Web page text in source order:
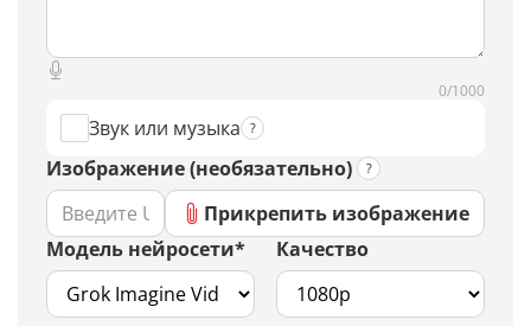
0/1000
Звук или музыка
Изображение (необязательно)
Прикрепить изображение
Модель нейросети*
Качество